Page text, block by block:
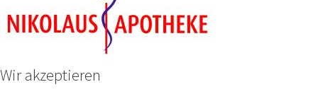
Wir akzeptieren